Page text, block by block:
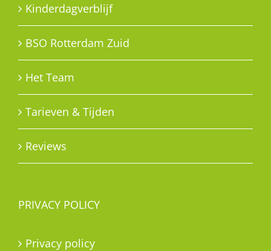
Kinderdagverblijf
BSO Rotterdam Zuid
Het Team
Tarieven & Tijden
Reviews
PRIVACY POLICY
Privacy policy